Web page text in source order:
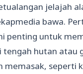
jelajah
bawa.
penting untuk
hutan atau
memasak, seperti